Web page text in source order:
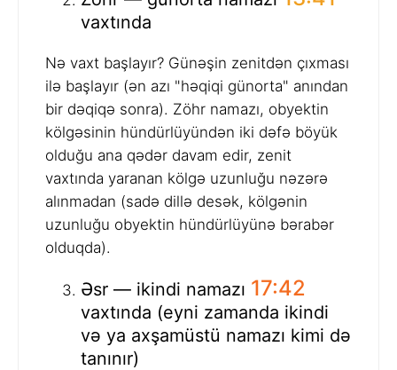
vaxtında
Nə vaxt başlayır? Günəşin zenitdən çıxması
ilə başlayır (ən azı "həqiqi günorta" anından
bir dəqiqə sonra). Zöhr namazı, obyektin
kölgəsinin hündürlüyündən iki dəfə böyük
olduğu ana qədər davam edir, zenit
vaxtında yaranan kölgə uzunluğu nəzərə
alınmadan (sadə dillə desək, kölgənin
uzunluğu obyektin hündürlüyünə bərabər
olduqda).
Əsr — ikindi namazı 17:42
vaxtında (eyni zamanda ikindi
və ya axşamüstü namazı kimi də
tanınır)